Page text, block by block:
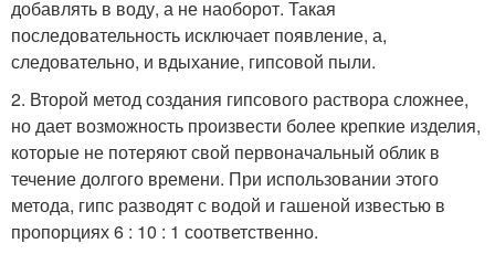
добавлять в воду, а не наоборот. Такая
последовательность исключает появление, а,
следовательно, и вдыхание, гипсовой пыли.
2. Второй метод создания гипсового раствора сложнее,
но дает возможность произвести более крепкие изделия,
которые не потеряют свой первоначальный облик в
течение долгого времени. При использовании этого
метода, гипс разводят с водой и гашеной известью в
пропорциях 6 : 10 : 1 соответственно.